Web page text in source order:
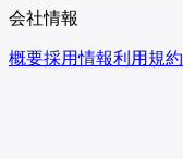
会社情報
概要採用情報利用規約